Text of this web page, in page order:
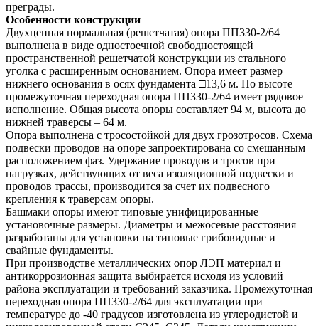
преграды.
Особенности конструкции
Двухцепная нормальная (решетчатая) опора ПП330-2/64
выполнена в виде одностоечной свободностоящей
пространственной решетчатой конструкции из стального
уголка с расширенным основанием. Опора имеет размер
нижнего основания в осях фундамента □13,6 м. По высоте
промежуточная переходная опора ПП330-2/64 имеет рядовое
исполнение. Общая высота опоры составляет 94 м, высота до
нижней траверсы – 64 м.
Опора выполнена с тросостойкой для двух грозотросов. Схема
подвески проводов на опоре запроектирована со смешанным
расположением фаз. Удержание проводов и тросов при
нагрузках, действующих от веса изоляционной подвески и
проводов трассы, производится за счет их подвесного
крепления к траверсам опоры.
Башмаки опоры имеют типовые унифицированные
установочные размеры. Диаметры и межосевые расстояния
разработаны для установки на типовые грибовидные и
свайные фундаменты.
При производстве металлических опор ЛЭП материал и
антикоррозионная защита выбирается исходя из условий
района эксплуатации и требований заказчика. Промежуточная
переходная опора ПП330-2/64 для эксплуатации при
температуре до -40 градусов изготовлена из углеродистой и